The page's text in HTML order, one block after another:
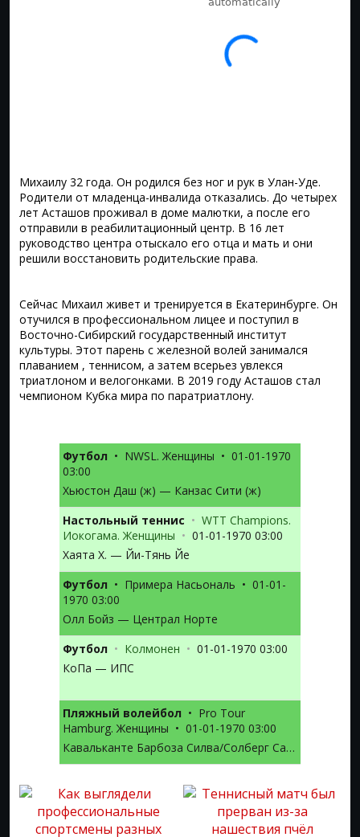
Михаилу 32 года. Он родился без ног и рук в Улан-Уде.
Родители от младенца-инвалида отказались. До четырех
лет Асташов проживал в доме малютки, а после его
отправили в реабилитационный центр. В 16 лет
руководство центра отыскало его отца и мать и они
решили восстановить родительские права.
Сейчас Михаил живет и тренируется в Екатеринбурге. Он
отучился в профессиональном лицее и поступил в
Восточно-Сибирский государственный институт
культуры. Этот парень с железной волей занимался
плаванием , теннисом, а затем всерьез увлекся
триатлоном и велогонками. В 2019 году Асташов стал
чемпионом Кубка мира по паратриатлону.
Футбол • NWSL. Женщины • 01-01-1970
03:00
Хьюстон Даш (ж) — Канзас Сити (ж)
Настольный теннис • WTT Champions.
Иокогама. Женщины • 01-01-1970 03:00
Хаята Х. — Йи-Тянь Йе
Футбол • Примера Насьональ • 01-01-
1970 03:00
Олл Бойз — Централ Норте
Футбол • Колмонен • 01-01-1970 03:00
КоПа — ИПС
Пляжный волейбол • Pro Tour
Hamburg. Женщины • 01-01-1970 03:00
Кавальканте Барбоза Силва/Солберг Салгаду — Мадер Дж./Кернер Л.